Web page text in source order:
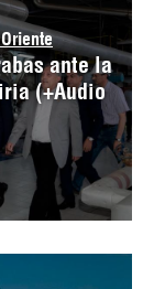
ante la
(+Audio